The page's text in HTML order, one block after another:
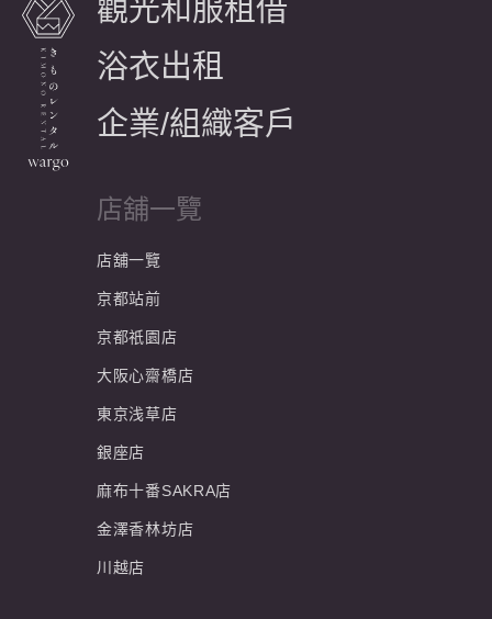
觀光和服租借
浴衣出租
企業/組織客戶
店舖一覽
店舖一覽
京都站前
京都祇園店
大阪心齋橋店
東京浅草店
銀座店
麻布十番SAKRA店
金澤香林坊店
川越店